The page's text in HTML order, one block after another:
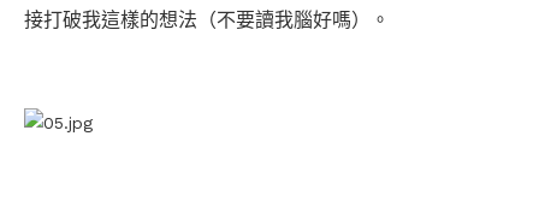
接打破我這樣的想法（不要讀我腦好嗎）。